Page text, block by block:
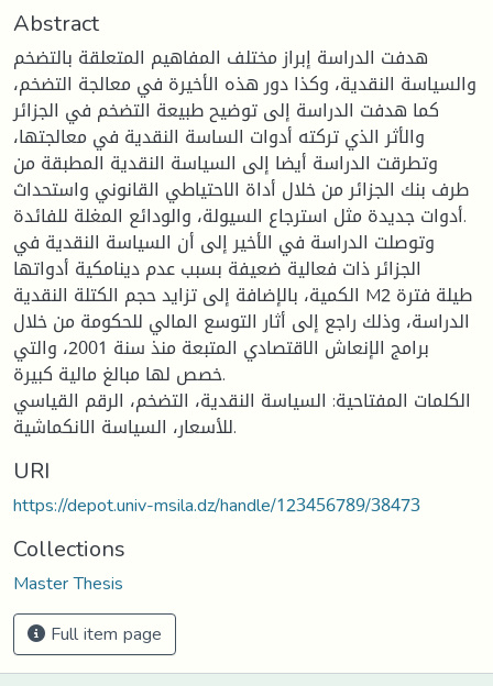
Abstract
هدفت الدراسة إبراز مختلف المفاهيم المتعلقة بالتضخم
والسياسة النقدية، وكذا دور هذه الأخيرة في معالجة التضخم،
كما هدفت الدراسة إلى توضيح طبيعة التضخم في الجزائر
والأثر الذي تركته أدوات الساسة النقدية في معالجتها،
وتطرقت الدراسة أيضا إلى السياسة النقدية المطبقة من
طرف بنك الجزائر من خلال أداة الاحتياطي القانوني واستحداث
أدوات جديدة مثل استرجاع السيولة، والودائع المغلة للفائدة.
وتوصلت الدراسة في الأخير إلى أن السياسة النقدية في
الجزائر ذات فعالية ضعيفة بسبب عدم دينامكية أدواتها
الكمية، بالإضافة إلى تزايد حجم الكتلة النقدية M2 طيلة فترة
الدراسة، وذلك راجع إلى أثار التوسع المالي للحكومة من خلال
برامج الإنعاش الاقتصادي المتبعة منذ سنة 2001، والتي
خصص لها مبالغ مالية كبيرة.
الكلمات المفتاحية: السياسة النقدية، التضخم، الرقم القياسي
للأسعار، السياسة الانكماشية.
URI
https://depot.univ-msila.dz/handle/123456789/38473
Collections
Master Thesis
Full item page